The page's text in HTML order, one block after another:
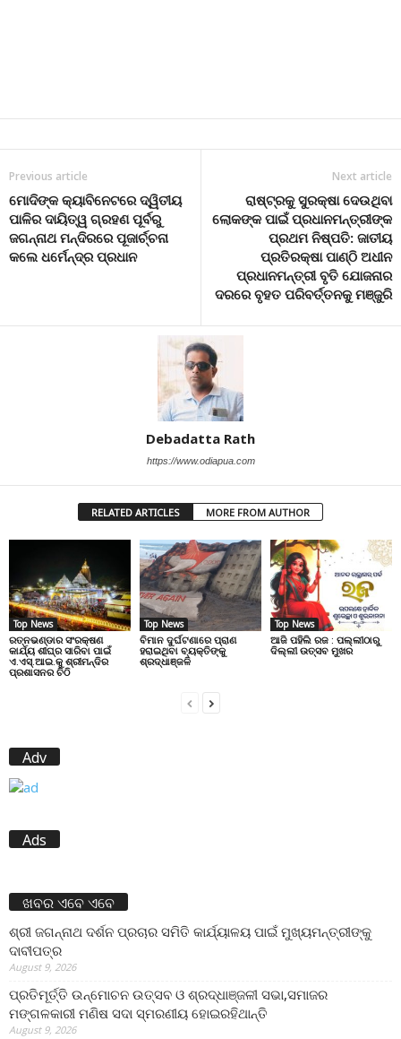
Previous article
ମୋଦିଙ୍କ କ୍ୟାବିନେଟରେ ଦ୍ୱିତୀୟ
ପାଳିର ଦାୟିତ୍ୱ ଗ୍ରହଣ ପୂର୍ବରୁ
ଜଗନ୍ନାଥ ମନ୍ଦିରରେ ପୂଜାର୍ଚ୍ଚନା
କଲେ ଧର୍ମେନ୍ଦ୍ର ପ୍ରଧାନ
Next article
ରାଷ୍ଟ୍ରକୁ ସୁରକ୍ଷା ଦେଉଥିବା
ଲୋକଙ୍କ ପାଇଁ ପ୍ରଧାନମନ୍ତ୍ରୀଙ୍କ
ପ୍ରଥମ ନିଷ୍ପତି: ଜାତୀୟ
ପ୍ରତିରକ୍ଷା ପାଣ୍ଠି ଅଧୀନ
ପ୍ରଧାନମନ୍ତ୍ରୀ ବୃତି ଯୋଜନାର
ଦରରେ ବୃହତ ପରିବର୍ତ୍ତନକୁ ମଞ୍ଜୁରି
Debadatta Rath
https://www.odiapua.com
RELATED ARTICLES MORE FROM AUTHOR
Top News
ରତ୍ନଭଣ୍ଡାର ସଂରକ୍ଷଣ
କାର୍ଯ୍ୟ ଶୀଘ୍ର ସାରିବା ପାଇଁ
ଏ.ଏସ୍.ଆଇ.କୁ ଶ୍ରୀମନ୍ଦିର
ପ୍ରଶାସନର ଚିଠି
Top News
ବିମାନ ଦୁର୍ଘଟଣାରେ ପ୍ରାଣ
ହରାଇଥିବା ବ୍ୟକ୍ତିଙ୍କୁ
ଶ୍ରଦ୍ଧାଞ୍ଜଳି
Top News
ଆଜି ପହିଲି ରଜ : ପଲ୍ଲୀଠାରୁ
ଦିଲ୍ଲୀ ଉତ୍ସବ ମୁଖର
Adv
Ads
ଖବର ଏବେ ଏବେ
ଶ୍ରୀ ଜଗନ୍ନାଥ ଦର୍ଶନ ପ୍ରଚାର ସମିତି କାର୍ଯ୍ୟାଳୟ ପାଇଁ ମୁଖ୍ୟମନ୍ତ୍ରୀଙ୍କୁ
ଦାବୀପତ୍ର
August 9, 2026
ପ୍ରତିମୂର୍ତ୍ତି ଉନ୍ମୋଚନ ଉତ୍ସବ ଓ ଶ୍ରଦ୍ଧାଞ୍ଜଳୀ ସଭା,ସମାଜର
ମଙ୍ଗଳକାରୀ ମଣିଷ ସଦା ସ୍ମରଣୀୟ ହୋଇରହିଥାନ୍ତି
August 9, 2026